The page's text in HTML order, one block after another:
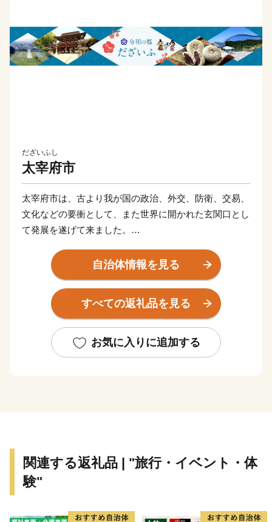
だざいふし
太宰府市
太宰府市は、古より我が国の政治、外交、防衛、交易、
文化などの要衝として、また世界に開かれた玄関口とし
て発展を遂げて来ました。
る大宰府政庁跡、水城跡、観世音寺、太宰府天満宮など
の数多くの史跡や名所が存在する誇り高き国際観光都市
大伴旅人公や菅原道真公に代表される古からの大宰府と
宰府の魅力を融合させた「令和の都だざいふ」として住
まう人も訪れる人もともに慶び合えるまちづくりをすす
自治体情報を見る
すべての返礼品を見る
お気に入りに追加する
関連する返礼品 | "旅行・イベント・体
験"